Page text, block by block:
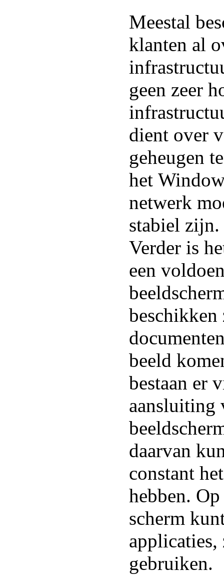
Meestal
klanten al
geen zeer
dient over
geheugen
het
netwerk
stabiel zijn.
Verder is
een
beschikken
beeld
bestaan er
aansluiting
daarvan
constant
hebben.
scherm
gebruiken.